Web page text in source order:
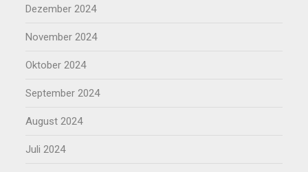
Dezember 2024
November 2024
Oktober 2024
September 2024
August 2024
Juli 2024